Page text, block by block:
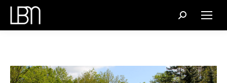
Recherche
: